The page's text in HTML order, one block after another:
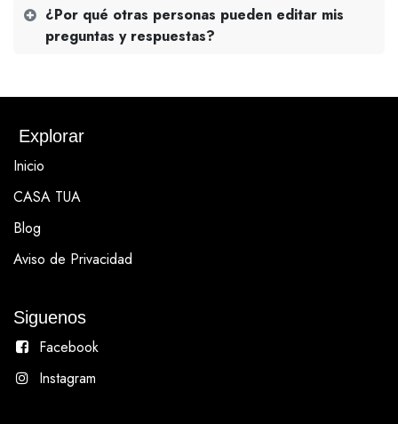
¿Por qué otras personas pueden editar mis
preguntas y respuestas?
Explorar
Inicio
CASA TUA
Blog
Aviso de Privacidad
Siguenos
Facebook
Instagram